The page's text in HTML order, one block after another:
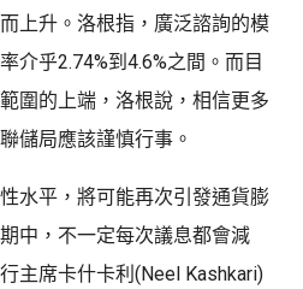
上升。洛根指，廣泛諮詢的模
介乎2.74%到4.6%之間。而目
圍的上端，洛根說，相信更多
儲局應該謹慎行事。
水平，將可能再次引發通貨膨
中，不一定每次議息都會減
主席卡什卡利(Neel Kashkari)